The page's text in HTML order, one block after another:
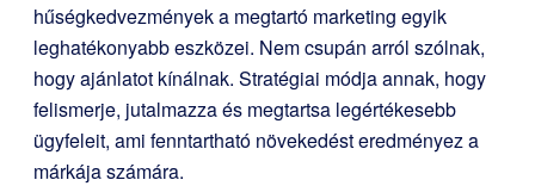
hűségkedvezmények a megtartó marketing egyik
leghatékonyabb eszközei. Nem csupán arról szólnak,
hogy ajánlatot kínálnak. Stratégiai módja annak, hogy
felismerje, jutalmazza és megtartsa legértékesebb
ügyfeleit, ami fenntartható növekedést eredményez a
márkája számára.